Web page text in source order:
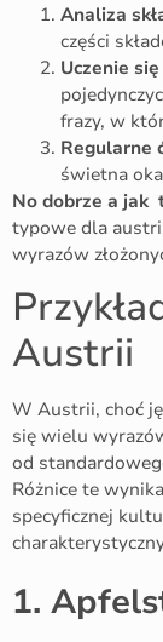
Analiza
części
Uczenie
frazy, w
Regularne
świetna
No dobrze a jak
typowe dla
wyrazów
Austrii
W Austrii, choć
się wielu
od
Różnice te
specyficznej
1.